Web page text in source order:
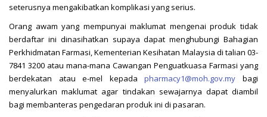
seterusnya mengakibatkan komplikasi yang serius.
Orang awam yang mempunyai maklumat mengenai produk tidak
berdaftar ini dinasihatkan supaya dapat menghubungi Bahagian
Perkhidmatan Farmasi, Kementerian Kesihatan Malaysia di talian 03-
7841 3200 atau mana-mana Cawangan Penguatkuasa Farmasi yang
berdekatan atau e-mel kepadapharmacy1@moh.gov.my bagi
menyalurkan maklumat agar tindakan sewajarnya dapat diambil
bagi membanteras pengedaran produk ini di pasaran.